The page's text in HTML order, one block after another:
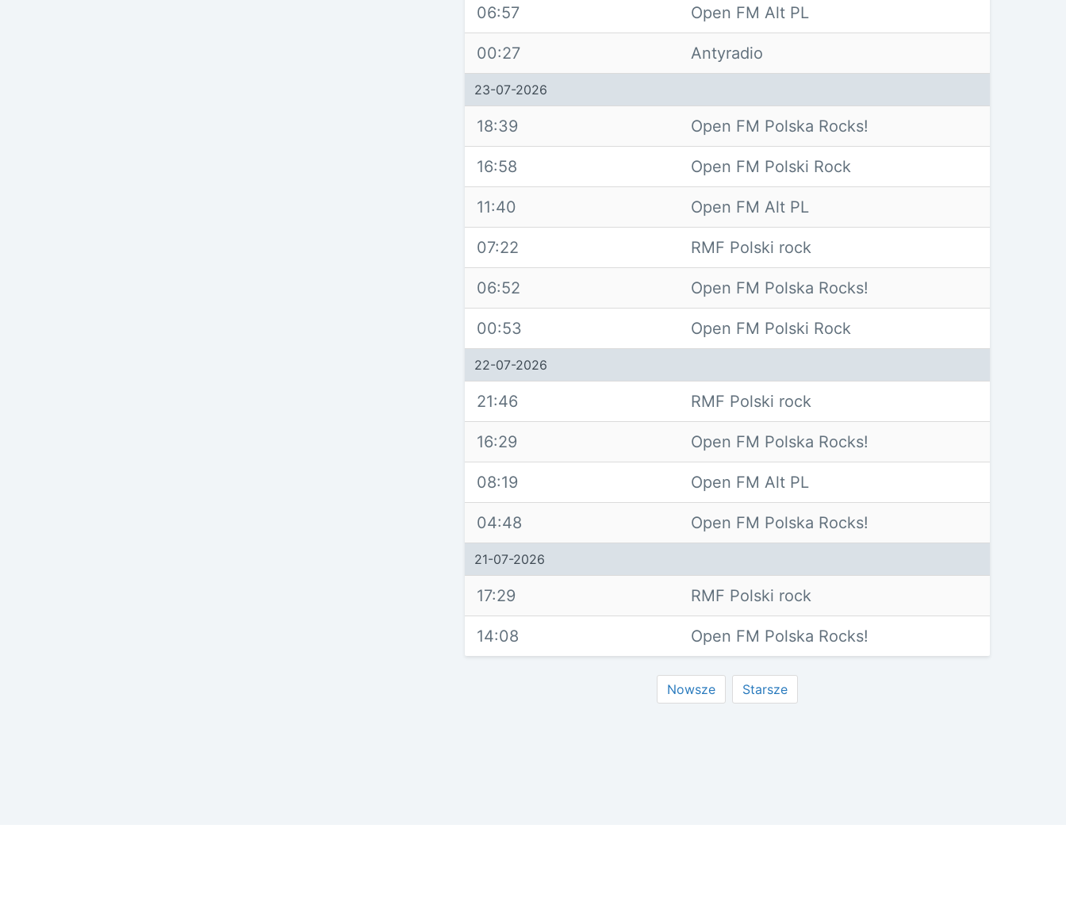
06:57 Open FM Alt PL
00:27 Antyradio
23-07-2026
18:39 Open FM Polska Rocks!
16:58 Open FM Polski Rock
11:40 Open FM Alt PL
07:22 RMF Polski rock
06:52 Open FM Polska Rocks!
00:53 Open FM Polski Rock
22-07-2026
21:46 RMF Polski rock
16:29 Open FM Polska Rocks!
08:19 Open FM Alt PL
04:48 Open FM Polska Rocks!
21-07-2026
17:29 RMF Polski rock
14:08 Open FM Polska Rocks!
Nowsze Starsze